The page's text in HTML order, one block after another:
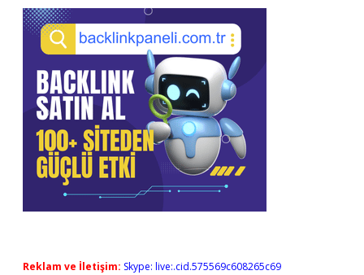
Reklam ve İletişim: Skype: live:.cid.575569c608265c69